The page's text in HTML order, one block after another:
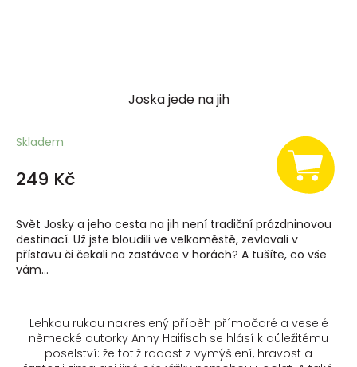
Joska jede na jih
Skladem
249 Kč
Svět Josky a jeho cesta na jih není tradiční prázdninovou
destinací. Už jste bloudili ve velkoměstě, zevlovali v
přístavu či čekali na zastávce v horách? A tušíte, co vše
vám...
Lehkou rukou nakreslený příběh přímočaré a veselé
německé autorky Anny Haifisch se hlásí k důležitému
poselství: že totiž radost z vymýšlení, hravost a